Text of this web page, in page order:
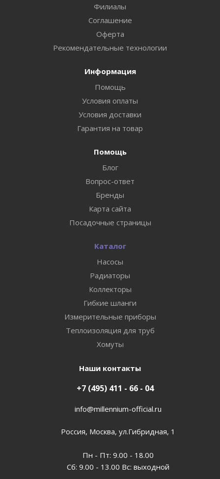
Филиалы
Соглашение
Оферта
Рекомендательные технологии
Информация
Помощь
Условия оплаты
Условия доставки
Гарантия на товар
Помощь
Блог
Вопрос-ответ
Бренды
Карта сайта
Посадочные страницы
Каталог
Насосы
Радиаторы
Коллекторы
Гибкие шланги
Измерительные приборы
Теплоизоляция для труб
Хомуты
Наши контакты
+7 (495) 411 - 66 - 04
info@millennium-official.ru
Россия, Москва, ул.Гибридная, 1
Пн - Пт: 9.00 - 18.00
Сб: 9.00 - 13.00 Вс: выходной